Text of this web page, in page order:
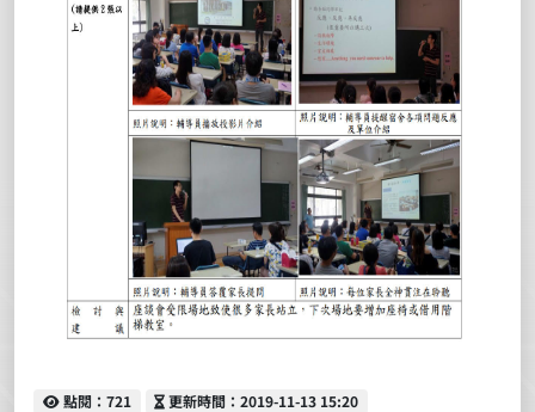
點閱
點閱：721 更新時間
更新時間：2019-11-13 15:20